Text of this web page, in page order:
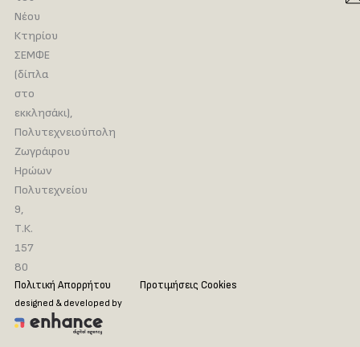
Νέου
Κτηρίου
ΣΕΜΦΕ
(δίπλα
στο
εκκλησάκι),
Πολυτεχνειούπολη
Ζωγράφου
Ηρώων
Πολυτεχνείου
9,
Τ.Κ.
157
80
Πολιτική Απορρήτου Προτιμήσεις Cookies
designed & developed by